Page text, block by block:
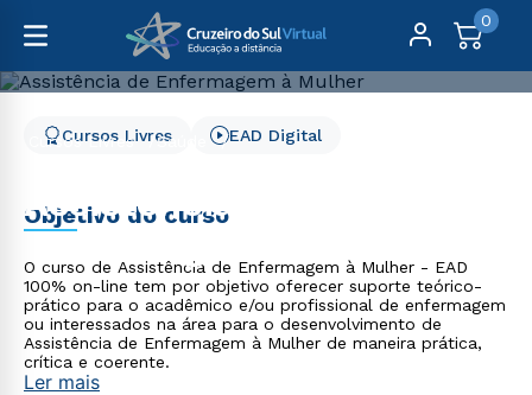
0
Cursos Livres
Saúde
Assistência de
Enfermagem à Mulher
Cursos Livres EAD Digital
Objetivo do curso
O curso de Assistência de Enfermagem à Mulher - EAD
100% on-line tem por objetivo oferecer suporte teórico-
prático para o acadêmico e/ou profissional de enfermagem
ou interessados na área para o desenvolvimento de
Assistência de Enfermagem à Mulher de maneira prática,
crítica e coerente.
Ler mais